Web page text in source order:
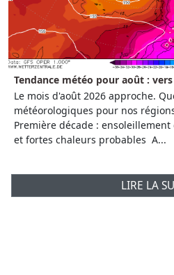
Tendance météo pour août :
Le mois d'août 2026 approche.
météorologiques pour nos
Première décade :
et fortes chaleurs probables A...
LIRE LA